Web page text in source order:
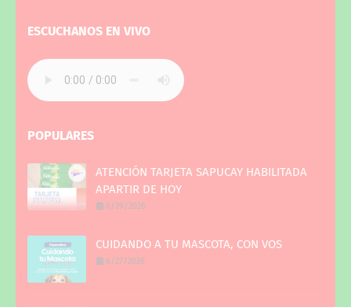
ESCUCHANOS EN VIVO
POPULARES
ATENCIÓN TARJETA SAPUCAY HABILITADA
APARTIR DE HOY
6/29/2026
CUIDANDO A TU MASCOTA, CON VOS
6/27/2026